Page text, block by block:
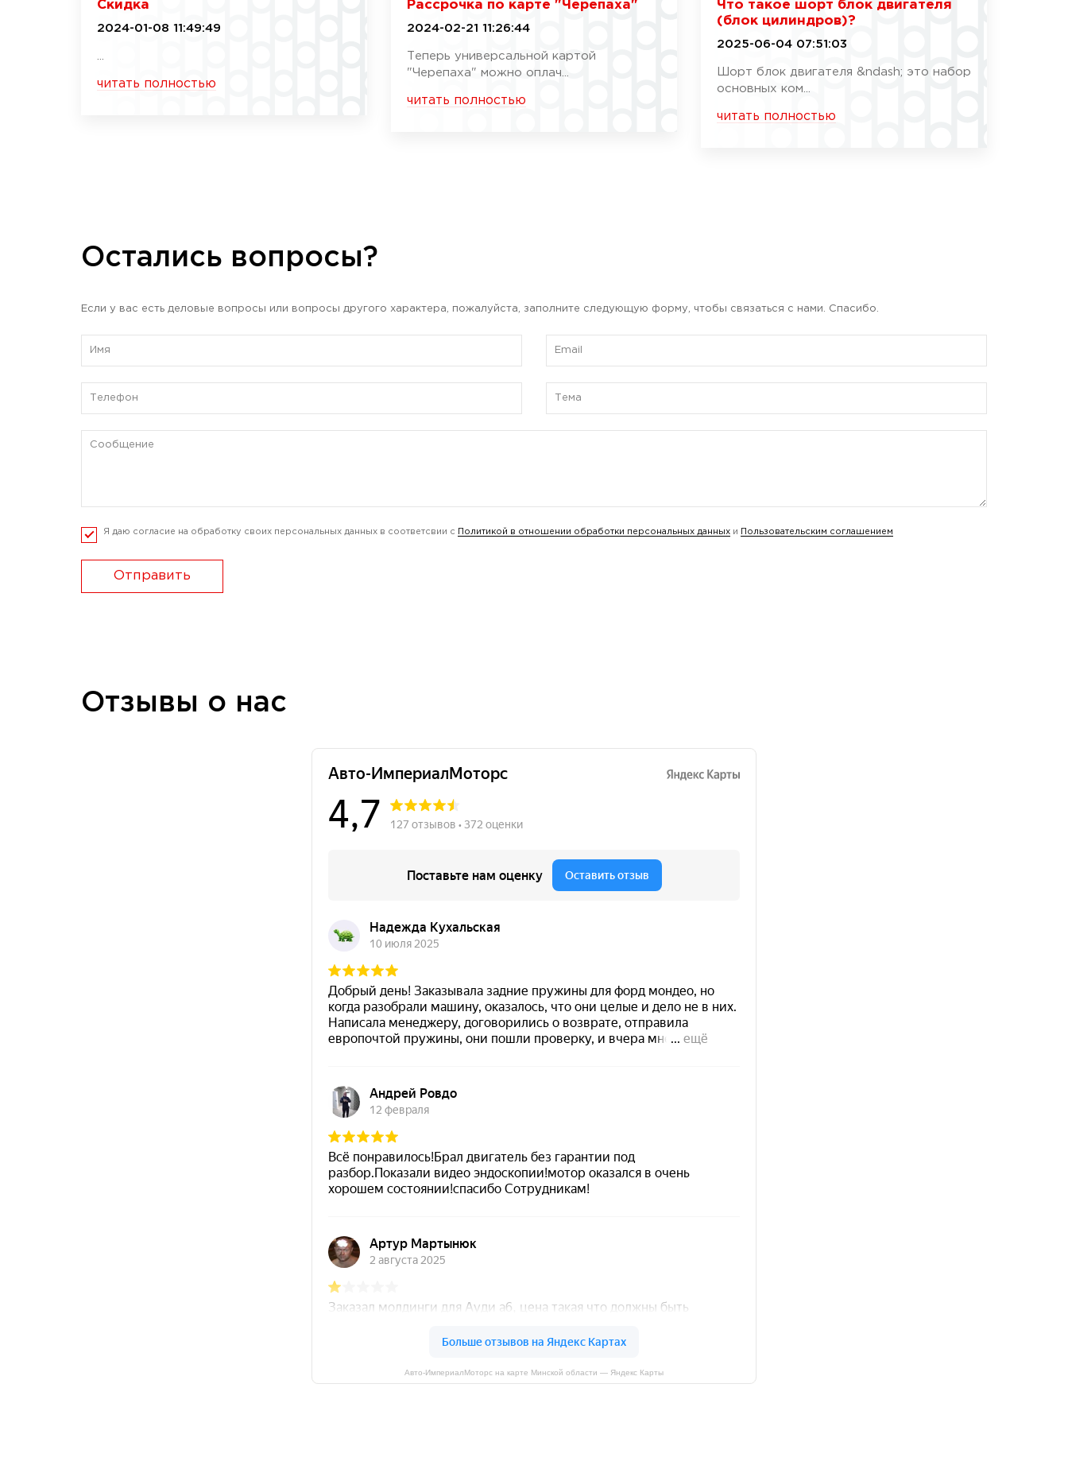
Скидка
2024-01-08 11:49:49
читать полностью
Рассрочка по карте "Черепаха"
2024-02-21 11:26:44
Теперь универсальной картой
"Черепаха" можно оплач...
читать полностью
Что такое шорт блок двигателя
(блок цилиндров)?
2025-06-04 07:51:03
Шорт блок двигателя &ndash; это набор
основных ком...
читать полностью
Остались вопросы?
Если у вас есть деловые вопросы или вопросы другого характера, пожалуйста, заполните следующую форму, чтобы связаться с нами. Спасибо.
Я даю согласие на обработку своих персональных данных в соответсвии с Политикой в отношении обработки персональных данных и Пользовательским соглашением
Отправить
Отзывы о нас
Авто-ИмпериалМоторс на карте Минской области — Яндекс Карты